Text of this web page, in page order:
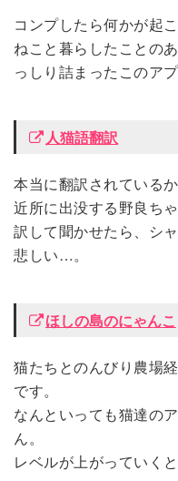
コンプしたら何かが起
ねこと暮らしたことの
っしり詰まったこのア
人猫語翻訳
本当に翻訳されているか
近所に出没する野良ち
訳して聞かせたら、シ
悲しい…。
ほしの島のにゃんこ
猫たちとのんびり農場
です。
なんといっても猫達の
ん。
レベルが上がっていく